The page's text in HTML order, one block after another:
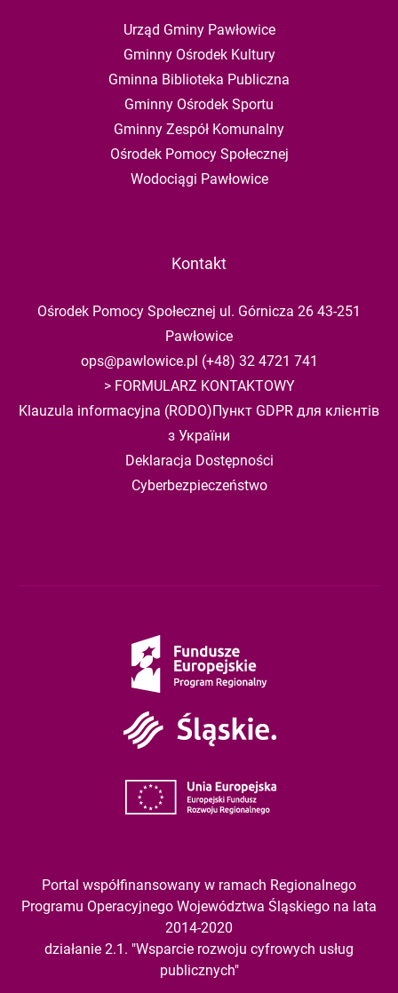
Urząd Gminy Pawłowice
Gminny Ośrodek Kultury
Gminna Biblioteka Publiczna
Gminny Ośrodek Sportu
Gminny Zespół Komunalny
Ośrodek Pomocy Społecznej
Wodociągi Pawłowice
Kontakt
Ośrodek Pomocy Społecznej ul. Górnicza 26 43-251
Pawłowice
ops@pawlowice.pl (+48) 32 4721 741
> FORMULARZ KONTAKTOWY
Klauzula informacyjna (RODO)Пункт GDPR для клієнтів
з України
Deklaracja Dostępności
Cyberbezpieczeństwo
Fundusze
Europejskie
Europejska
Portal współfinansowany w ramach Regionalnego
Programu Operacyjnego Województwa Śląskiego na lata
2014-2020
działanie 2.1. "Wsparcie rozwoju cyfrowych usług
publicznych"